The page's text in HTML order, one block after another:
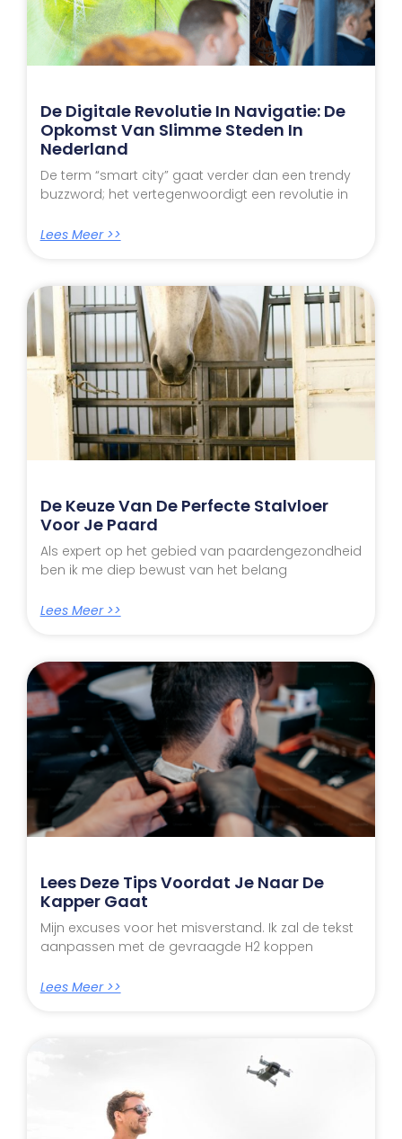
De Digitale Revolutie In Navigatie: De
Opkomst Van Slimme Steden In
Nederland
De term “smart city” gaat verder dan een trendy
buzzword; het vertegenwoordigt een revolutie in
Lees Meer >>
De Keuze Van De Perfecte Stalvloer
Voor Je Paard
Als expert op het gebied van paardengezondheid
ben ik me diep bewust van het belang
Lees Meer >>
Lees Deze Tips Voordat Je Naar De
Kapper Gaat
Mijn excuses voor het misverstand. Ik zal de tekst
aanpassen met de gevraagde H2 koppen
Lees Meer >>